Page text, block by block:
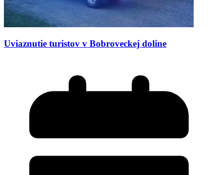
Uviaznutie turistov v Bobroveckej doline